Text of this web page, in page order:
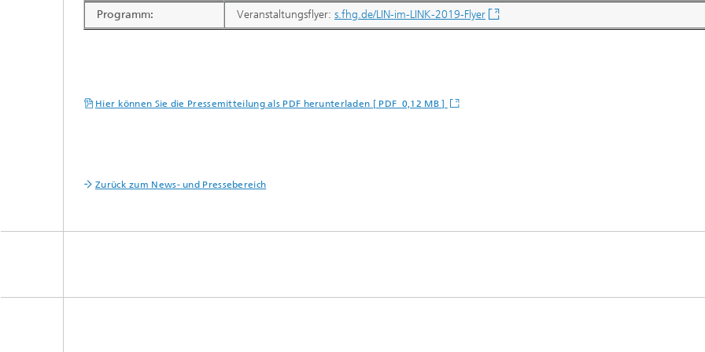
Programm: Veranstaltungsflyer: s.fhg.de/LIN-im-LINK-2019-Flyer
Hier können Sie die Pressemitteilung als PDF herunterladen [ PDF 0,12 MB ]
Zurück zum News- und Pressebereich